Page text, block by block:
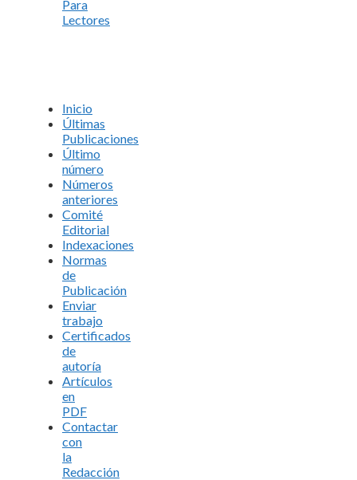
Para
Lectores
Inicio
Últimas
Publicaciones
Último
número
Números
anteriores
Comité
Editorial
Indexaciones
Normas
de
Publicación
Enviar
trabajo
Certificados
de
autoría
Artículos
en
PDF
Contactar
con
la
Redacción